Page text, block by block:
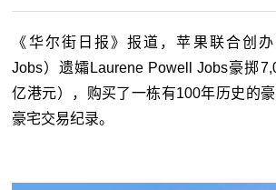
《华尔街日报》报道，苹果联合创
Jobs）遗孀Laurene Powell Jobs豪掷
亿港元），购买了一栋有100年历史的
豪宅交易纪录。